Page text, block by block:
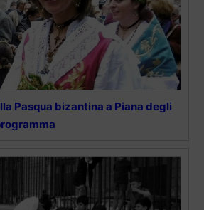
Pasqua bizantina a Piana degli